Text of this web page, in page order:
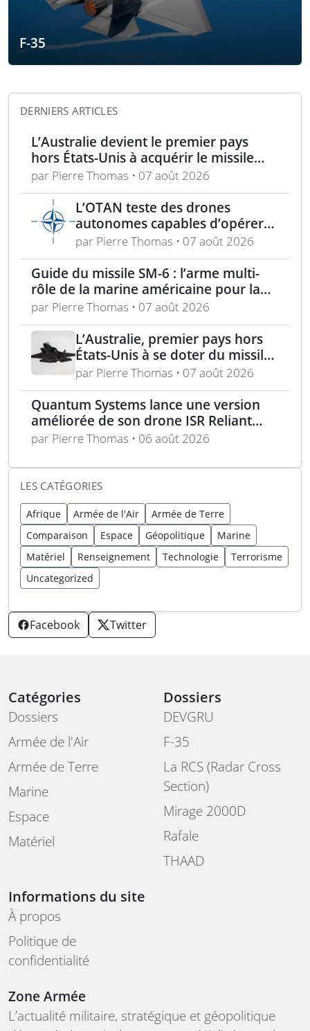
F-35
DERNIERS ARTICLES
L’Australie devient le premier pays
hors États-Unis à acquérir le missile
AIM-260 JATM
par Pierre Thomas • 07 août 2026
L’OTAN teste des drones
autonomes capables d’opérer
sans GPS pour mission de
sécurité
par Pierre Thomas • 07 août 2026
Guide du missile SM-6 : l’arme multi-
rôle de la marine américaine pour la
guerre moderne
par Pierre Thomas • 07 août 2026
L’Australie, premier pays hors
États-Unis à se doter du missile
AIM-260 JATM
par Pierre Thomas • 07 août 2026
Quantum Systems lance une version
améliorée de son drone ISR Reliant
avec plus de charge utile
par Pierre Thomas • 06 août 2026
LES CATÉGORIES
Afrique Armée de l'Air
Armée de Terre
Comparaison
Espace Géopolitique
Marine
Matériel
Renseignement Technologie
Terrorisme
Uncategorized
Facebook Twitter
Catégories
Dossiers
Armée de l'Air
Armée de Terre
Marine
Espace
Matériel
Dossiers
DEVGRU
F-35
La RCS (Radar Cross
Section)
Mirage 2000D
Rafale
THAAD
Informations du site
À propos
Politique de
confidentialité
Zone Armée
L’actualité militaire, stratégique et géopolitique